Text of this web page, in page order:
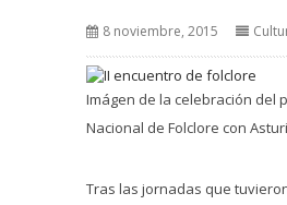
8 noviembre, 2015
Imágen de la celebración del
Nacional de Folclore con
Tras las jornadas que